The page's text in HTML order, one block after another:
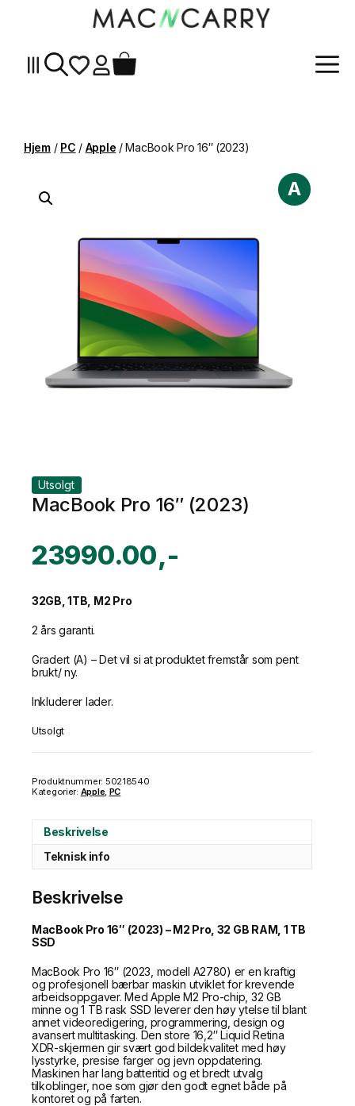
Hjem/ PC / Apple / MacBook Pro 16″ (2023)
A
Utsolgt
MacBook Pro 16″ (2023)
23990.00
32GB, 1TB, M2 Pro
2 års garanti.
Gradert (A) – Det vil si at produktet fremstår som pent
brukt/ ny.
Inkluderer lader.
Utsolgt
Produktnummer: 50218540
Kategorier: Apple, PC
Beskrivelse
Teknisk info
Beskrivelse
MacBook Pro 16″ (2023) – M2 Pro, 32 GB RAM, 1 TB
SSD
MacBook Pro 16″ (2023, modell A2780) er en kraftig
og profesjonell bærbar maskin utviklet for krevende
arbeidsoppgaver. Med Apple M2 Pro-chip, 32 GB
minne og 1 TB rask SSD leverer den høy ytelse til blant
annet videoredigering, programmering, design og
avansert multitasking. Den store 16,2″ Liquid Retina
XDR-skjermen gir svært god bildekvalitet med høy
lysstyrke, presise farger og jevn oppdatering.
Maskinen har lang batteritid og et bredt utvalg
tilkoblinger, noe som gjør den godt egnet både på
kontoret og på farten.